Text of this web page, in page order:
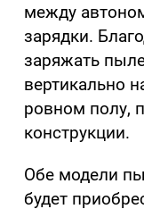
между
зарядки.
заряжать
вертикально
ровном полу,
конструкции.
Обе модели
будет